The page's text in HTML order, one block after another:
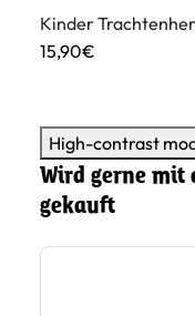
Kinder
15,90€
High-contrast
Wird gerne mit
gekauft